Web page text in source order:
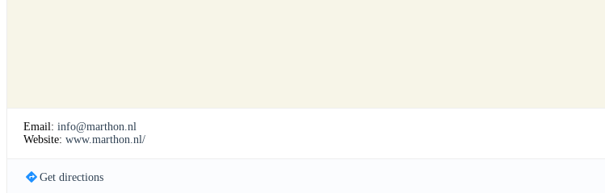
Email: info@marthon.nl
Website: www.marthon.nl/
Get directions